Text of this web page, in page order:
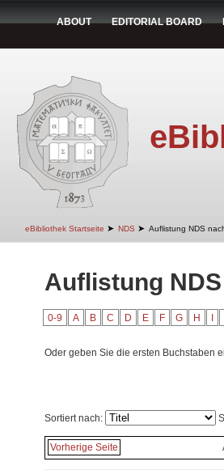
ABOUT EDITORIAL BOARD
eBibliothek Startseite ➤ NDS ➤ Auflistung NDS
Auflistung
0-9 A B C D E F G H
Oder geben Sie die ersten Buchstaben
Sortiert nach:
Vorherige Seite